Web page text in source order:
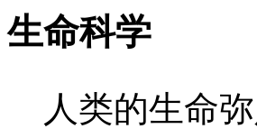
生命科学
人类的生命